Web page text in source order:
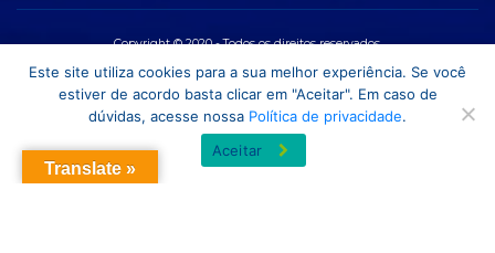
Copyright © 2020 - Todos os direitos reservados.
Translate »
Este site utiliza cookies para a sua melhor experiência. Se você
estiver de acordo basta clicar em "Aceitar". Em caso de
dúvidas, acesse nossa Política de privacidade.
Aceitar